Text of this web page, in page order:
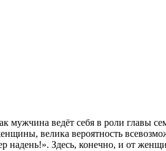
ведёт себя в роли главы
велика вероятность
Здесь, конечно, и от